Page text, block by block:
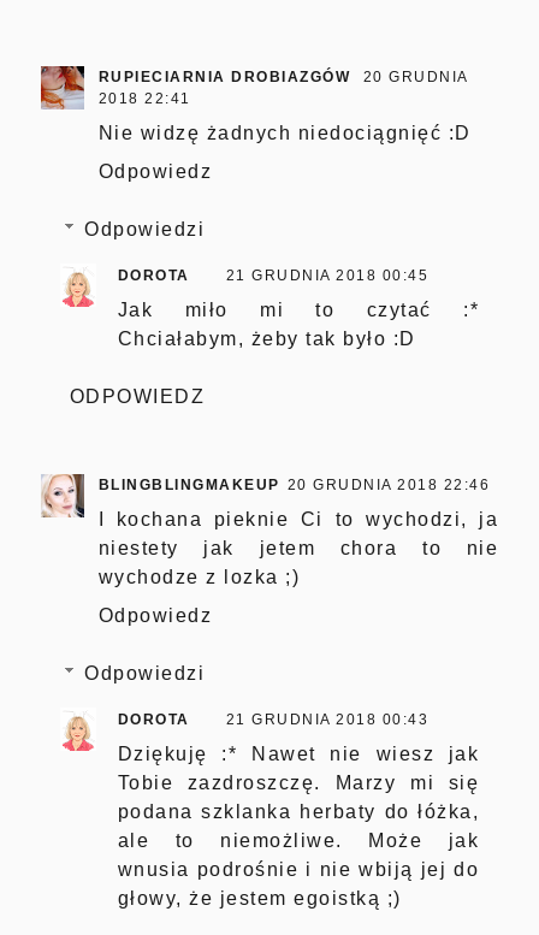
RUPIECIARNIA DROBIAZGÓW
20 GRUDNIA
2018 22:41
Nie widzę żadnych niedociągnięć :D
Odpowiedz
Odpowiedzi
DOROTA 21 GRUDNIA 2018 00:45
Jak miło mi to czytać :*
Chciałabym, żeby tak było :D
ODPOWIEDZ
BLINGBLINGMAKEUP 20 GRUDNIA 2018 22:46
I kochana pieknie Ci to wychodzi, ja
niestety jak jetem chora to nie
wychodze z lozka ;)
Odpowiedz
Odpowiedzi
DOROTA 21 GRUDNIA 2018 00:43
Dziękuję :* Nawet nie wiesz jak
Tobie zazdroszczę. Marzy mi się
podana szklanka herbaty do łóżka,
ale to niemożliwe. Może jak
wnusia podrośnie i nie wbiją jej do
głowy, że jestem egoistką ;)